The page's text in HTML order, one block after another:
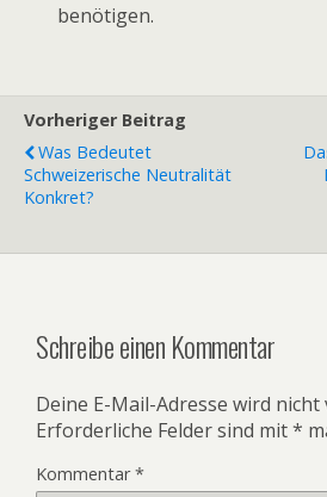
benötigen.
Vorheriger Beitrag
Was Bedeutet
Schweizerische Neutralität
Konkret?
Schreibe einen Kommentar
Deine E-Mail-Adresse wird
Erforderliche Felder sind mit*
Kommentar*